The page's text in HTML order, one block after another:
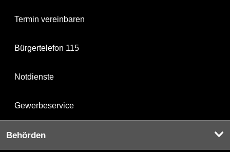
Termin vereinbaren
Bürgertelefon 115
Notdienste
Gewerbeservice
Behörden